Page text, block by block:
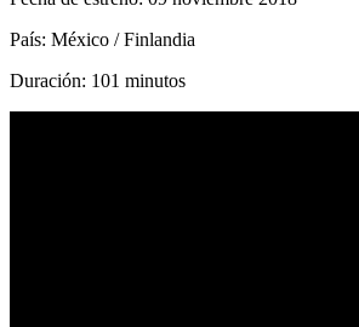
País: México / Finlandia
Duración: 101 minutos